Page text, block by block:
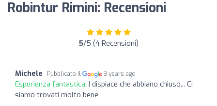
Robintur Rimini: Recensioni
5/5 (4 Recensioni)
Michele Pubblicato il 3 years ago
Esperienza fantastica: I dispiace che abbiano chiuso... Ci
siamo trovati molto bene